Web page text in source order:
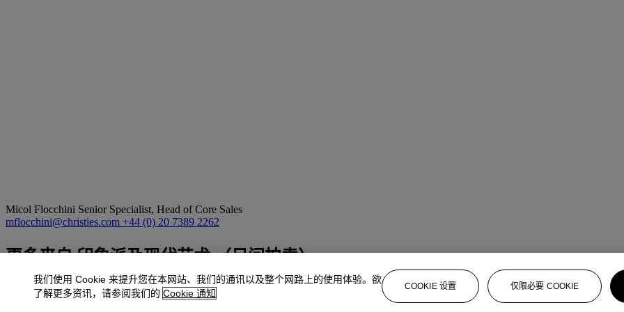
Micol Flocchini Senior Specialist, Head of Core Sales
mflocchini@christies.com +44 (0) 20 7389 2262
更多来自印象派及现代艺术 （日间拍卖）
查看全部
我们使用 Cookie 来提升您在本网站、我们的通讯以及整个网路上的使用体验。欲
了解更多资讯，请参阅我们的 Cookie 通知
COOKIE 设置 仅限必要 COOKIE